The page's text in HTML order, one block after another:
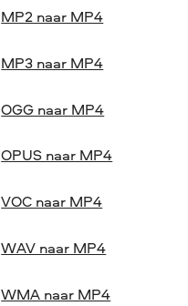
MP2 naar MP4
MP3 naar MP4
OGG naar MP4
OPUS naar MP4
VOC naar MP4
WAV naar MP4
WMA naar MP4